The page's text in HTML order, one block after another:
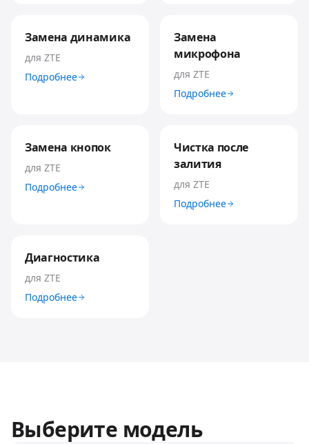
Замена динамика
для ZTE
Подробнее
Замена
микрофона
для ZTE
Подробнее
Замена кнопок
для ZTE
Подробнее
Чистка после
залития
для ZTE
Подробнее
Диагностика
для ZTE
Подробнее
Выберите модель